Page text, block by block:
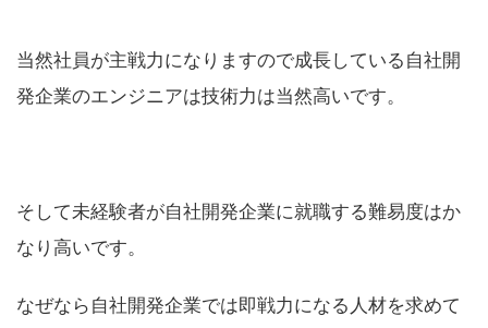
当然社員が主戦力になりますので成長している自社開
発企業のエンジニアは技術力は当然高いです。
そして未経験者が自社開発企業に就職する難易度はか
なり高いです。
なぜなら自社開発企業では即戦力になる人材を求めて